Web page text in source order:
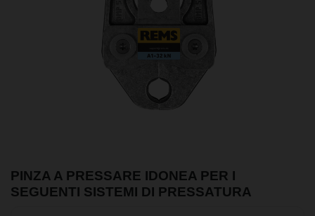
PINZA A PRESSARE IDONEA PER I
SEGUENTI SISTEMI DI PRESSATURA